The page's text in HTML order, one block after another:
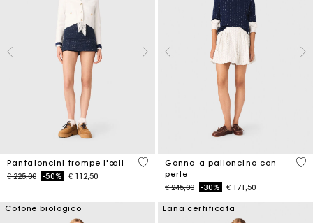
Pantaloncini trompe l'œil
Price reduced from
€ 225,00to-50% € 112,50
3,7 out of 5 Customer Rating
Gonna a palloncino con
perle
Price reduced from
€ 245,00to-30% € 171,50
5
Cotone biologico Lana certificata